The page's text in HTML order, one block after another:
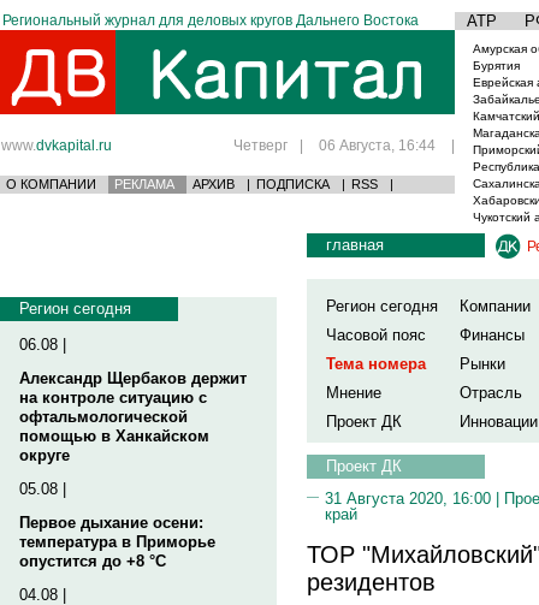
Региональный журнал для деловых кругов Дальнего Востока АТР
www.dvkapital.ru Четверг | 06 Августа, 16:44 |
О КОМПАНИИ РЕКЛАМА АРХИВ | ПОДПИСКА | RSS |
Амурская
Бурятия
Еврейская
Чукотский
Регион сегодня
06.08 |
Александр Щербаков держит
на контроле ситуацию с
офтальмологической
помощью в Ханкайском
округе
05.08 |
Первое дыхание осени:
температура в Приморье
опустится до +8 °C
04.08 |
главная
Регион сегодня
Компании
Часовой пояс
Финансы
Тема номера
Рынки
Мнение
Отрасль
Проект ДК
Инновации
Проект ДК
31 Августа 2020, 16:00 |
край
ТОР
резидентов